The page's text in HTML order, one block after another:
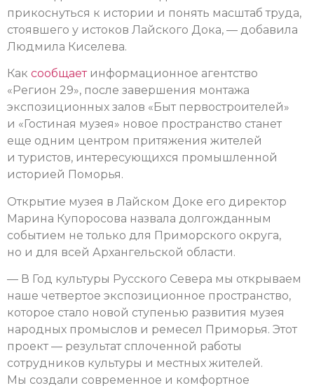
прикоснуться к истории и понять масштаб труда,
стоявшего у истоков Лайского Дока, — добавила
Людмила Киселева.
Как сообщаетинформационное агентство
«Регион 29», после завершения монтажа
экспозиционных залов «Быт первостроителей»
и «Гостиная музея» новое пространство станет
еще одним центром притяжения жителей
и туристов, интересующихся промышленной
историей Поморья.
Открытие музея в Лайском Доке его директор
Марина Купоросова назвала долгожданным
событием не только для Приморского округа,
но и для всей Архангельской области.
— В Год культуры Русского Севера мы открываем
наше четвертое экспозиционное пространство,
которое стало новой ступенью развития музея
народных промыслов и ремесел Приморья. Этот
проект — результат сплоченной работы
сотрудников культуры и местных жителей.
Мы создали современное и комфортное